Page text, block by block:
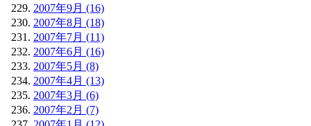
2007年9月 (16)
2007年8月 (18)
2007年7月 (11)
2007年6月 (16)
2007年5月 (8)
2007年4月 (13)
2007年3月 (6)
2007年2月 (7)